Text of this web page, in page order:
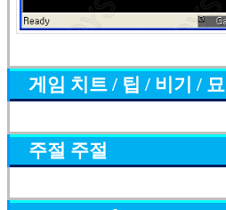
게임 치트 / 팁 / 비기 /
주절 주절